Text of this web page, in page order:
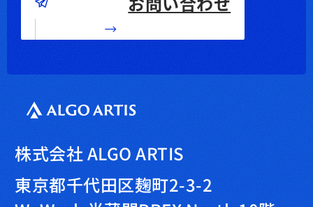
株式会社 ALGO ARTIS
東京都千代田区麹町2-3-2